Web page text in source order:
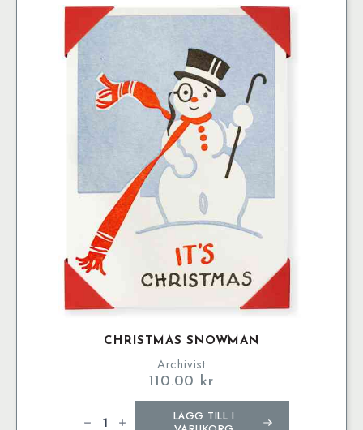
CHRISTMAS SNOWMAN
Archivist
110.00 kr
Snowman
LÄGG TILL I